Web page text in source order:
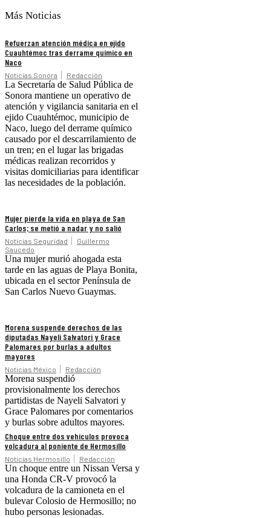
Más Noticias
Refuerzan atención médica en ejido
Cuauhtémoc tras derrame químico en
Naco
Noticias Sonora Redacción
La Secretaría de Salud Pública de
Sonora mantiene un operativo de
atención y vigilancia sanitaria en el
ejido Cuauhtémoc, municipio de
Naco, luego del derrame químico
causado por el descarrilamiento de
un tren; en el lugar las brigadas
médicas realizan recorridos y
visitas domiciliarias para identificar
las necesidades de la población.
Mujer pierde la vida en playa de San
Carlos; se metió a nadar y no salió
Noticias Seguridad
Guillermo
Saucedo
Una mujer murió ahogada esta
tarde en las aguas de Playa Bonita,
ubicada en el sector Península de
San Carlos Nuevo Guaymas.
Morena suspende derechos de las
diputadas Nayeli Salvatori y Grace
Palomares por burlas a adultos
mayores
Noticias México Redacción
Morena suspendió
provisionalmente los derechos
partidistas de Nayeli Salvatori y
Grace Palomares por comentarios
y burlas sobre adultos mayores.
Choque entre dos vehículos provoca
volcadura al poniente de Hermosillo
Noticias Hermosillo Redacción
Un choque entre un Nissan Versa y
una Honda CR-V provocó la
volcadura de la camioneta en el
bulevar Colosio de Hermosillo; no
hubo personas lesionadas.